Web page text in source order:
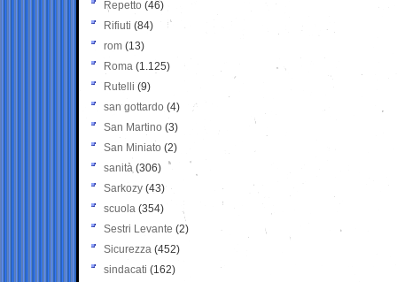
Repetto (46)
Rifiuti (84)
rom (13)
Roma (1.125)
Rutelli (9)
san gottardo (4)
San Martino (3)
San Miniato (2)
sanità (306)
Sarkozy (43)
scuola (354)
Sestri Levante (2)
Sicurezza (452)
sindacati (162)